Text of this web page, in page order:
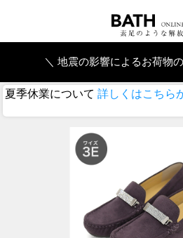
＼ 地震の影響によるお荷物
夏季休業について 詳しくはこちら